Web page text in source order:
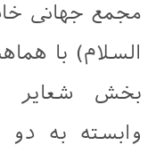
مجمع جهانی
السلام) با
بخش شعایر
وابسته به